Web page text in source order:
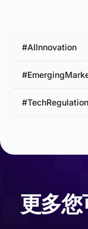
#AIInnovation
#TechRegulation
更多